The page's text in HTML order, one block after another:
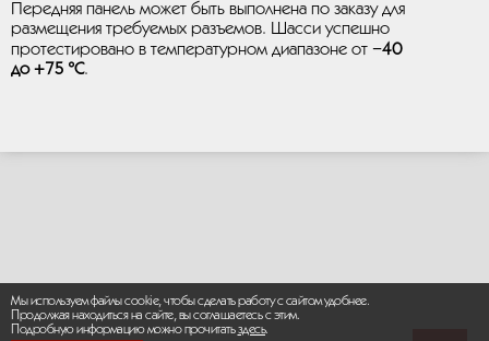
Передняя панель может быть выполнена по заказу для
размещения требуемых разъемов. Шасси успешно
протестировано в температурном диапазоне от −40
до +75 °C.
Мы используем файлы cookie, чтобы сделать работу с сайтом удобнее.
Продолжая находиться на сайте, вы соглашаетесь с этим.
Подробную информацию можно прочитатьздесь.